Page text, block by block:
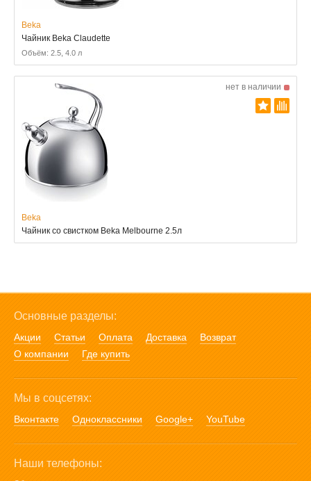
Beka
Чайник Beka Claudette
Объём: 2.5, 4.0 л
нет в наличии
Beka
Чайник со свистком Beka Melbourne 2.5л
Основные разделы:
Акции Статьи Оплата Доставка
Возврат
О компании
Где купить
Мы в соцсетях:
Вконтакте Одноклассники Google+ YouTube
Наши телефоны: